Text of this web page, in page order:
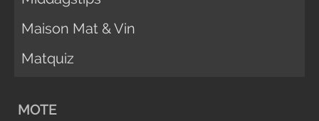
Maison Mat & Vin
Matquiz
MOTE